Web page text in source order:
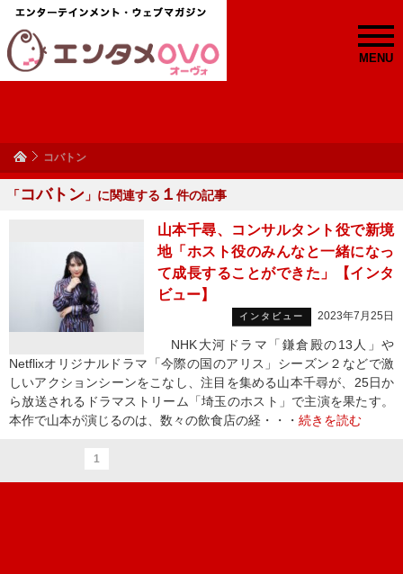
MENU
コバトン
「コバトン 」に関連する １ 件の記事
山本千尋、コンサルタント役で新境
地「ホスト役のみんなと一緒になっ
て成長することができた」【インタ
ビュー】
インタビュー 2023年7月25日
NHK大河ドラマ「鎌倉殿の13人」や
Netflixオリジナルドラマ「今際の国のアリス」シーズン２などで激
しいアクションシーンをこなし、注目を集める山本千尋が、25日か
ら放送されるドラマストリーム「埼玉のホスト」で主演を果たす。
本作で山本が演じるのは、数々の飲食店の経・・・ 続きを読む
1